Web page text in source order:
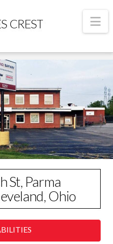
CREST
St, Parma
Ohio